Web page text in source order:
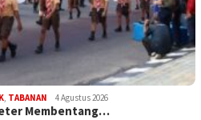
, TABANAN 4 Agustus 2026
Membentang…